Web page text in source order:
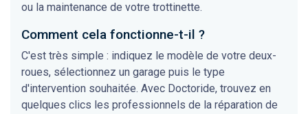
ou la maintenance de votre trottinette.
Comment cela fonctionne-t-il ?
C'est très simple : indiquez le modèle de votre deux-
roues, sélectionnez un garage puis le type
d'intervention souhaitée. Avec Doctoride, trouvez en
quelques clics les professionnels de la réparation de